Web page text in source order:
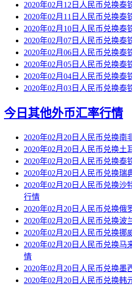
2020年02月12日人民币兑换泰
2020年02月11日人民币兑换泰
2020年02月10日人民币兑换泰
2020年02月07日人民币兑换泰
2020年02月06日人民币兑换泰
2020年02月05日人民币兑换泰
2020年02月04日人民币兑换泰
2020年02月03日人民币兑换泰
今日其他外币汇率行情
2020年02月20日人民币兑换南
2020年02月20日人民币兑换
2020年02月20日人民币兑换泰
2020年02月20日人民币兑换瑞
2020年02月20日人民币兑换
行情
2020年02月20日人民币兑换俄
2020年02月20日人民币兑换波
2020年02月20日人民币兑换挪
2020年02月20日人民币兑换
情
2020年02月20日人民币兑换墨
2020年02月20日人民币兑换韩